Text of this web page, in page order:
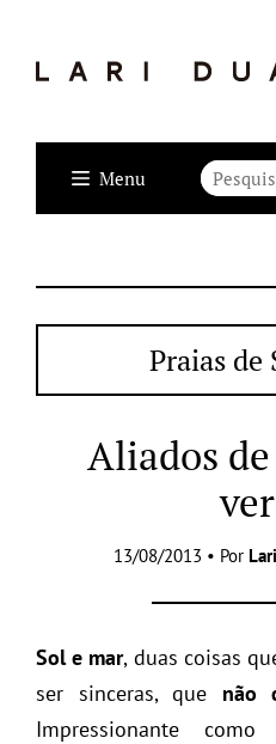
Menu
Praias
Aliados
13/08/2013 • Por Lari
Sol e mar, duas coisas
ser sinceras, que não
Impressionante